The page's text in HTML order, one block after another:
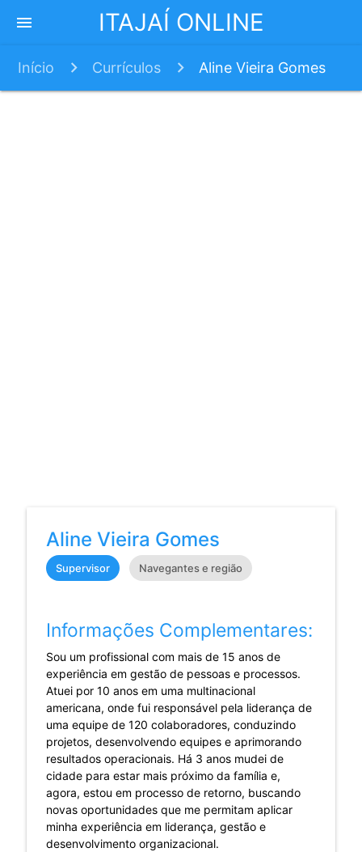
ITAJAÍ ONLINE
menu
Início Currículos Aline Vieira Gomes
Aline Vieira Gomes
Supervisor Navegantes e região
Informações Complementares:
Sou um profissional com mais de 15 anos de
experiência em gestão de pessoas e processos.
Atuei por 10 anos em uma multinacional
americana, onde fui responsável pela liderança de
uma equipe de 120 colaboradores, conduzindo
projetos, desenvolvendo equipes e aprimorando
resultados operacionais. Há 3 anos mudei de
cidade para estar mais próximo da família e,
agora, estou em processo de retorno, buscando
novas oportunidades que me permitam aplicar
minha experiência em liderança, gestão e
desenvolvimento organizacional.